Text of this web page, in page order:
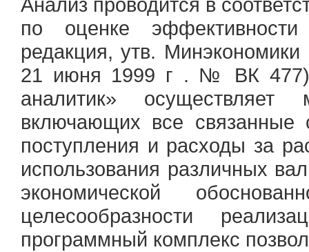
по оценке эффективности
редакция, утв.
21 июня 1999 г . № ВК 477).
аналитик» осуществляет
включающих все связанные
поступления и расходы за
использования различных
экономической
целесообразности
программный комплекс